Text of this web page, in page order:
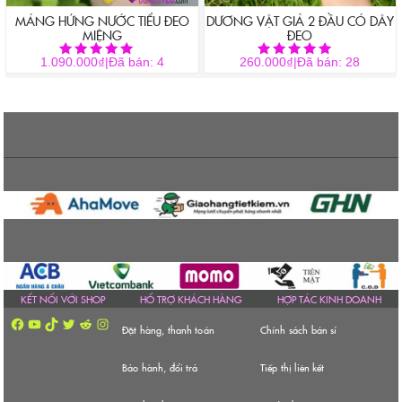
có
thể
được
chọn
trang
thể
được
chọn
MÁNG HỨNG NƯỚC TIỂU ĐEO
MIỆNG
Được xếp hạng
1.090.000₫ Đã bán: 4
DƯƠNG VẬT GIẢ 2 ĐẦU CÓ DÂY
ĐEO
Được xếp hạng
260.000₫ |Đã bán: 28
KẾT NỐI VỚI SHOP
Facebook
YouTube
TikTokTwitterRedditInstagram
HỔ TRỢ KHÁCH HÀNG
Đặt hàng, thanh toán
Bảo hành, đổi trả
HỢP TÁC KINH DOANH
Chính sách bán sỉ
Tiếp thị liên kết